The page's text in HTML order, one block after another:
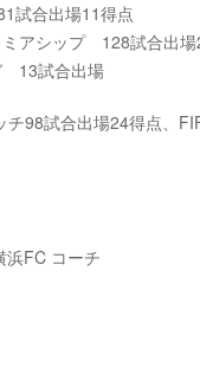
試合出場11得点
ミアシップ 128試合出場
13試合出場
98試合出場24得点、
FC コーチ